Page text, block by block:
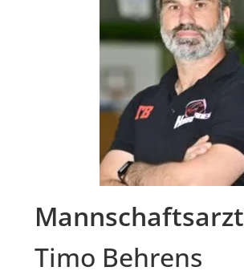
Mannschaftsarzt
Timo Behrens